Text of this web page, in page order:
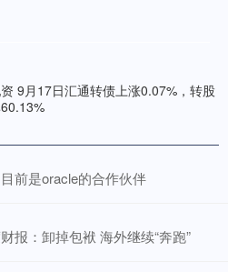
9月17日汇通转债上涨0.07%，转股
前是oracle的合作伙伴
报：卸掉包袱 海外继续“奔跑”